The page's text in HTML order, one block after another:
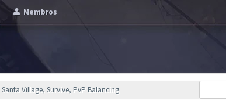
Membros
Village, Survive, PvP Balancing